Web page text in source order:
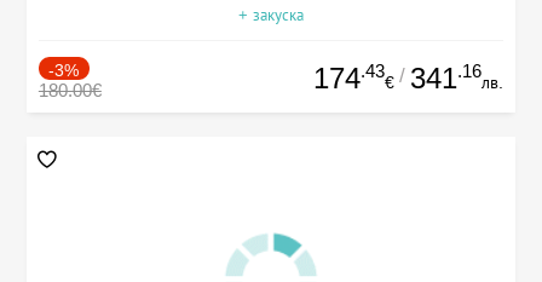
+ закуска
-3%
180.00€ 174.43
€ / 341.16
лв.